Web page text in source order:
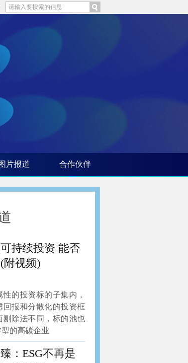
片报道 合作伙伴
持续投资 能否
附视频)
的投资标的子集内，
回报和分散化的投资框
剔除法不同，标的池也
的高碳企业
：ESG不再是